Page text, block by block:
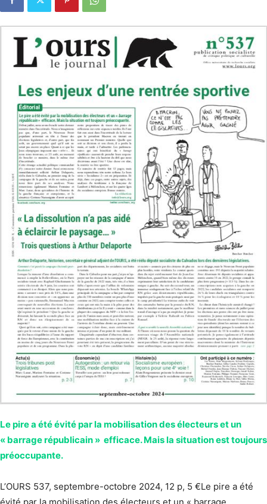
Le pire a été évité par la mobilisation des électeurs et un
« barrage républicain » efficace. Mais la situation est toujours
préoccupante.
L’OURS 537, septembre-octobre 2024, 12 p, 5 €Le pire a été